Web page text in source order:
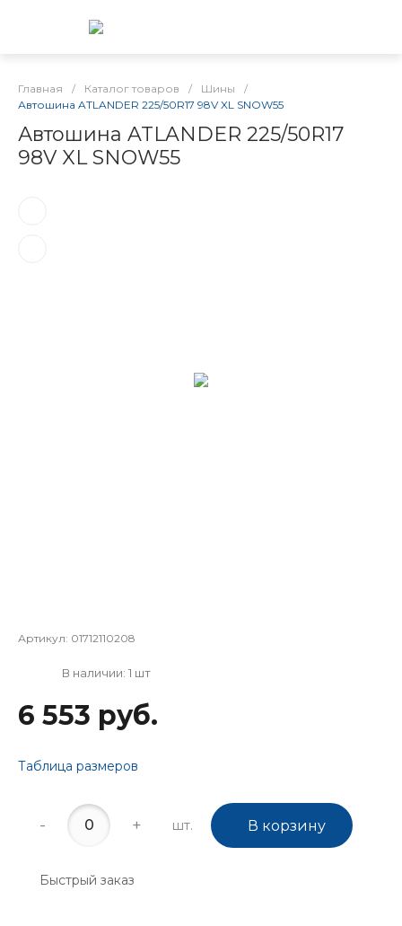
Главная / Каталог товаров / Шины
/
Автошина ATLANDER 225/50R17 98V XL SNOW55
Автошина ATLANDER 225/50R17
98V XL SNOW55
Артикул: 01712110208
В наличии: 1 шт
6 553 руб.
Таблица размеров
- + шт. В корзину
Быстрый заказ